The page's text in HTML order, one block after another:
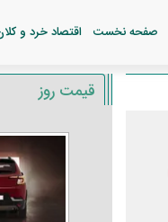
صفحه نخست اقتصاد خرد و
قیمت روز